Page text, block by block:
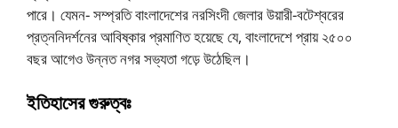
পারে। যেমন- সম্প্রতি বাংলাদেশের নরসিংদী জেলার উয়ারী-বটেশ্বরের
প্রত্ননিদর্শনের আবিষ্কার প্রমাণিত হয়েছে যে, বাংলাদেশে প্রায় ২৫০০
বছর আগেও উন্নত নগর সভ্যতা গড়ে উঠেছিল।
ইতিহাসের গুরুত্বঃ